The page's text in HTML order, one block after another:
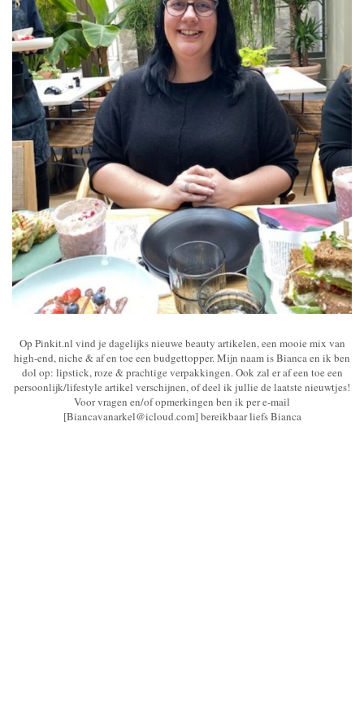
Op Pinkit.nl vind je dagelijks nieuwe beauty artikelen, een mooie mix van
high-end, niche & af en toe een budgettopper. Mijn naam is Bianca en ik ben
dol op: lipstick, roze & prachtige verpakkingen. Ook zal er af een toe een
persoonlijk/lifestyle artikel verschijnen, of deel ik jullie de laatste nieuwtjes!
Voor vragen en/of opmerkingen ben ik per e-mail
[Biancavanarkel@icloud.com] bereikbaar liefs Bianca